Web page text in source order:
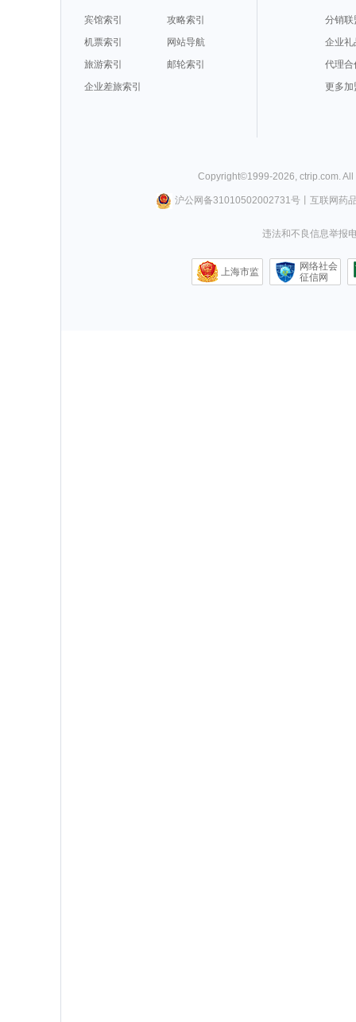
宾馆索引
攻略索引
机票索引
网站导航
旅游索引
邮轮索引
企业差旅索引
分销联
企业礼
代理合
更多加
Copyright©1999-2026, ctrip.com.
沪公网备31010502002731号丨 互联网药
违法和不良信息举报
上海市监
网络社会
征信网